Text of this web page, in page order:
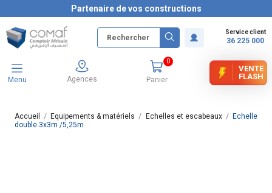
Partenaire de vos constructions
Service client
36 225 000
Menu Agences Panier
0
VENTE
FLASH
Accueil Equipements & matériels Echelles et escabeaux
Echelle
double 3x3m /5,25m